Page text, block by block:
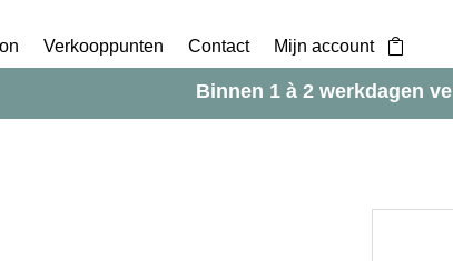
Verkooppunten Contact Mijn account
Binnen 1 à 2 werkdagen